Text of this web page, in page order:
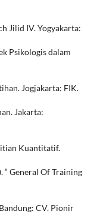
Jilid IV. Yogyakarta:
Psikologis dalam
Jogjakarta: FIK.
Jakarta:
Kuantitatif.
“ General Of Training
CV. Pionir